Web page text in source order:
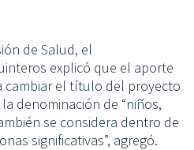
de Salud, el
explicó que el aporte
cambiar el título del proyecto
denominación de “niños,
se considera dentro de
significativas”, agregó.